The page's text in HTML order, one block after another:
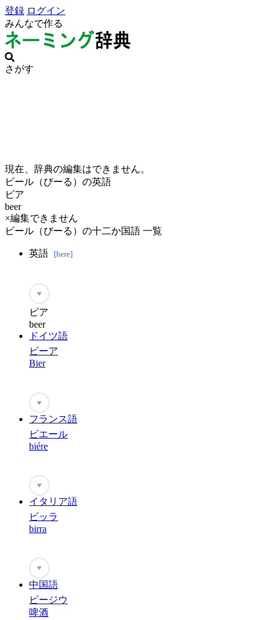
登録 ログイン
みんなで作る
さがす
現在、辞典の編集はできません。
ビール（びーる）の英語
ビア
beer
×編集できません
ビール（びーる）の十二か国語 一覧
英語 [here]
♥
ビア
beer
ドイツ語
ビーア
Bier
♥
フランス語
ビエール
biére
♥
イタリア語
ビッラ
birra
♥
中国語
ピージウ
啤酒